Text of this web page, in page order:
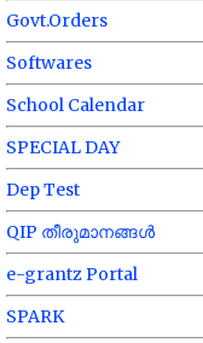
Govt.Orders
Softwares
School Calendar
SPECIAL DAY
Dep Test
QIP തീരുമാനങ്ങൾ
e-grantz Portal
SPARK